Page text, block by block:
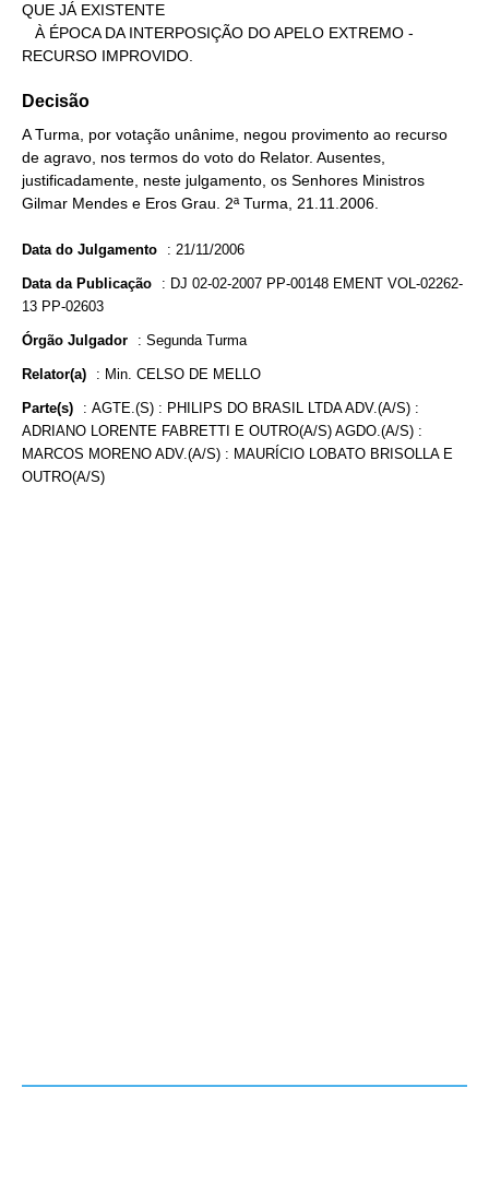
QUE JÁ EXISTENTE
RECURSO IMPROVIDO.
Decisão
A Turma, por votação unânime, negou provimento ao recurso
de agravo, nos termos do voto do Relator. Ausentes,
justificadamente, neste julgamento, os Senhores Ministros
Gilmar Mendes e Eros Grau. 2ª Turma, 21.11.2006.
Data do Julgamento : 21/11/2006
Data da Publicação : DJ 02-02-2007 PP-00148 EMENT VOL-02262-
13 PP-02603
Órgão Julgador : Segunda Turma
Relator(a) : Min. CELSO DE MELLO
Parte(s) : AGTE.(S) : PHILIPS DO BRASIL LTDA ADV.(A/S) :
ADRIANO LORENTE FABRETTI E OUTRO(A/S) AGDO.(A/S) :
MARCOS MORENO ADV.(A/S) : MAURÍCIO LOBATO BRISOLLA E
OUTRO(A/S)